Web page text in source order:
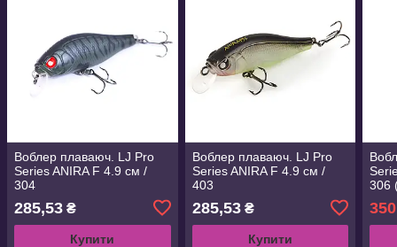
Воблер плаваюч. LJ Pro
Series ANIRA F 4.9 см /
304
285,53 ₴
Купити
Воблер плаваюч. LJ Pro
Series ANIRA F 4.9 см /
403
285,53₴
Купити
306
350